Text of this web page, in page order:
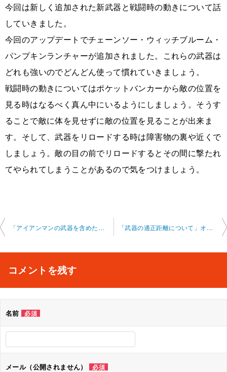
今回は新しく追加された新武器と戦闘時の動きについて話
していきました。
今回のアップデートでチェーンソー・ウィッチブルーム・
パンプキンランチャーが追加されました。これらの武器は
どれも強いのでどんどん使って慣れていきましょう。
戦闘時の動きについてはポケットバンカーから敵の位置を
見る時はなるべく真ん中にいるようにしましょう。そうす
ることで敵に体を見せずに敵の位置を見ることが出来ま
す。そして、武器をリロードする時は障害物の裏や近くで
しましょう。敵の目の前でリロードするとその間に撃たれ
てやられてしまうことがあるので気をつけましょう。
投
ビ
シ
「アイアンマンの武器を含めた武器構成について」オンライン 2024-10-9-no0002-0011 「武器の適正距離について」オンライン 2024-10-12-no0002-0027
コメントを残す
名前 必須
メール（公開されません） 必須